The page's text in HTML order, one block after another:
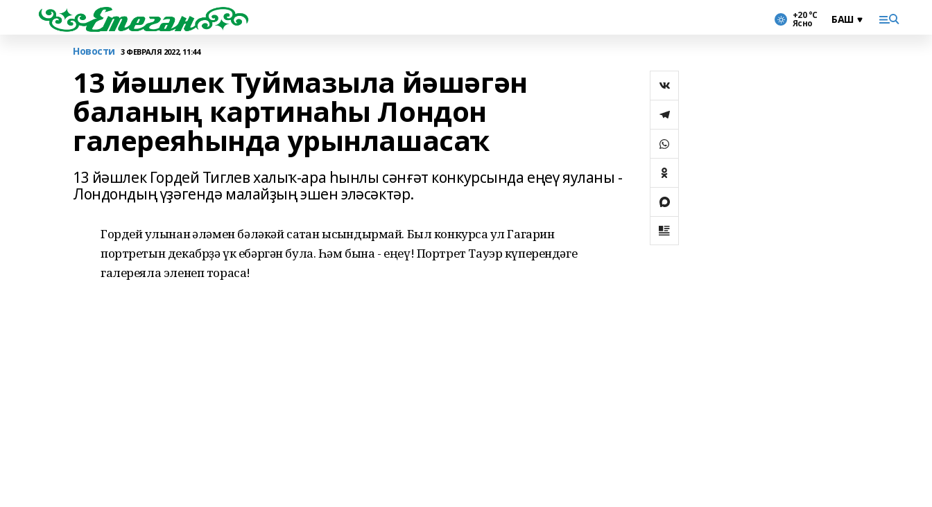
+20 °С
Ясно
Новости 3 ФЕВРАЛЯ 2022, 11:44
13 йәшлек Туймазыла йәшәгән
баланың картинаһы Лондон
галереяһында урынлашасаҡ
13 йәшлек Гордей Тиглев халыҡ-ара һынлы сәнғәт конкурсында еңеү яуланы -
Лондондың үҙәгендә малайҙың эшен эләсәктәр.
Гордей ҡулынан ҡәләмен бәләкәй саҡтан ысҡындырмай. Был конкурсҡа ул Гагарин
портретын декабрҙә үк ебәргән була. Һәм бына - еңеү! Портрет Тауэр күперендәге
галереяла эленеп торасаҡ!